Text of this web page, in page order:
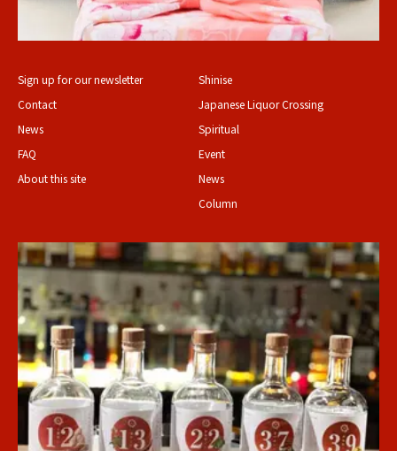
Sign up for our newsletter
Contact
News
FAQ
About this site
Shinise
Japanese Liquor Crossing
Spiritual
Event
News
Column